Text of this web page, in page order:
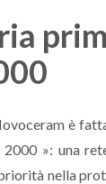
è
»: una
nella